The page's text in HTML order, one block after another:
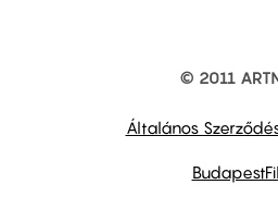
© 2011
Általános